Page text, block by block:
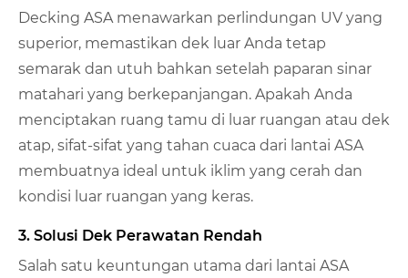
Decking ASA menawarkan perlindungan UV yang
superior, memastikan dek luar Anda tetap
semarak dan utuh bahkan setelah paparan sinar
matahari yang berkepanjangan. Apakah Anda
menciptakan ruang tamu di luar ruangan atau dek
atap, sifat-sifat yang tahan cuaca dari lantai ASA
membuatnya ideal untuk iklim yang cerah dan
kondisi luar ruangan yang keras.
3. Solusi Dek Perawatan Rendah
Salah satu keuntungan utama dari lantai ASA